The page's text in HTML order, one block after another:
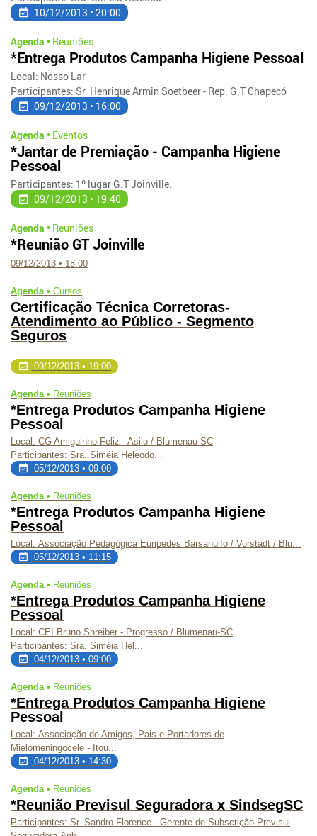
10/12/2013 • 20:00
Agenda • Reuniões
*Entrega Produtos Campanha Higiene Pessoal
Local: Nosso Lar
Participantes: Sr. Henrique Armin Soetbeer - Rep. G.T Chapecó
09/12/2013 • 16:00
Agenda • Eventos
*Jantar de Premiação - Campanha Higiene
Pessoal
Participantes: 1º lugar G.T Joinville.
09/12/2013 • 19:40
Agenda • Reuniões
*Reunião GT Joinville
09/12/2013 • 18:00
Agenda •Cursos
Certificação Técnica Corretoras-
Atendimento ao Público - Segmento
Seguros
09/12/2013 • 19:00
Agenda • Reuniões
*Entrega Produtos Campanha Higiene
Pessoal
Local: CG Amiguinho Feliz - Asilo / Blumenau-SC
Participantes: Sra. Siméia Heleodo...
05/12/2013 • 09:00
Agenda • Reuniões
*Entrega Produtos Campanha Higiene
Pessoal
Local: Associação Pedagógica Euripedes Barsanulfo / Vorstadt / Blu...
05/12/2013 • 11:15
Agenda • Reuniões
*Entrega Produtos Campanha Higiene
Pessoal
Local: CEI Bruno Shreiber - Progresso / Blumenau-SC
Participantes: Sra. Siméia Hel...
04/12/2013 • 09:00
Agenda • Reuniões
*Entrega Produtos Campanha Higiene
Pessoal
Local: Associação de Amigos, Pais e Portadores de
Mielomeningocele - Itou...
04/12/2013 • 14:30
Agenda • Reuniões
*Reunião Previsul Seguradora x SindsegSC
Participantes: Sr. Sandro Florence - Gerente de Subscrição Previsul